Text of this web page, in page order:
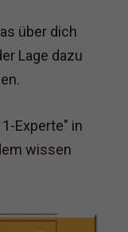
über dich
Lage dazu
Experte" in
wissen